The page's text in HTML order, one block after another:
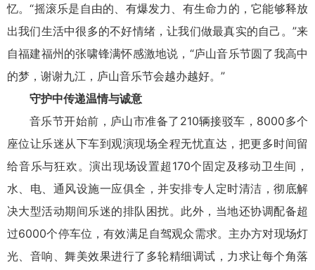
忆。“摇滚乐是自由的、有爆发力、有生命力的，它能够释放
出我们生活中很多的不好情绪，让我们做最真实的自己。”来
自福建福州的张啸锋满怀感激地说，“庐山音乐节圆了我高中
的梦，谢谢九江，庐山音乐节会越办越好。”
守护中传递温情与诚意
音乐节开始前，庐山市准备了210辆接驳车，8000多个
座位让乐迷从下车到观演现场全程无忧直达，把更多时间留
给音乐与狂欢。演出现场设置超170个固定及移动卫生间，
水、电、通风设施一应俱全，并安排专人定时清洁，彻底解
决大型活动期间乐迷的排队困扰。此外，当地还协调配备超
过6000个停车位，有效满足自驾观众需求。主办方对现场灯
光、音响、舞美效果进行了多轮精细调试，力求让每个角落